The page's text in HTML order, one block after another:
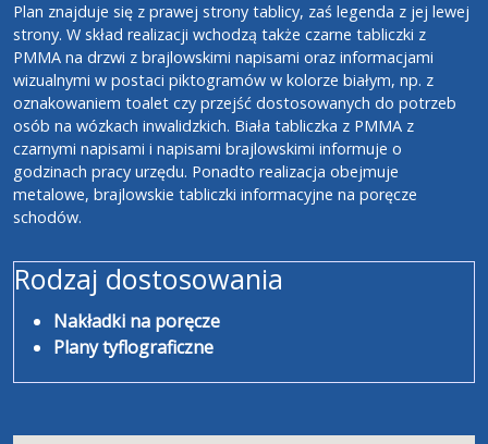
Plan znajduje się z prawej strony tablicy, zaś legenda z jej lewej
strony. W skład realizacji wchodzą także czarne tabliczki z
PMMA na drzwi z brajlowskimi napisami oraz informacjami
wizualnymi w postaci piktogramów w kolorze białym, np. z
oznakowaniem toalet czy przejść dostosowanych do potrzeb
osób na wózkach inwalidzkich. Biała tabliczka z PMMA z
czarnymi napisami i napisami brajlowskimi informuje o
godzinach pracy urzędu. Ponadto realizacja obejmuje
metalowe, brajlowskie tabliczki informacyjne na poręcze
schodów.
Rodzaj dostosowania
Nakładki na poręcze
Plany tyflograficzne